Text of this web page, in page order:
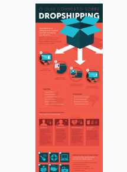
6 sinais de que
sua operação de
dropshipping
precisa de um
upgrade
Identifique falhas em
processos, logística e
marketing para
aprimorar sua
operação de
dropshipping e
aumentar vendas.
LEIA
MAIS